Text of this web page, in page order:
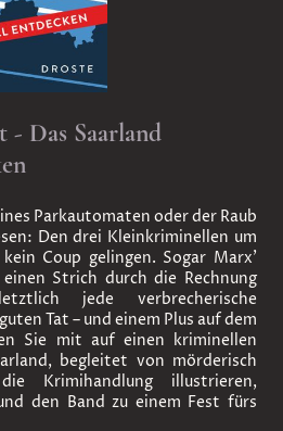
Das Saarland
Parkautomaten oder der Raub
Den drei Kleinkriminellen um
Coup gelingen. Sogar Marx'
Strich durch die Rechnung
jede verbrecherische
Tat – und einem Plus auf dem
Sie mit auf einen kriminellen
begleitet von mörderisch
Krimihandlung illustrieren,
den Band zu einem Fest fürs